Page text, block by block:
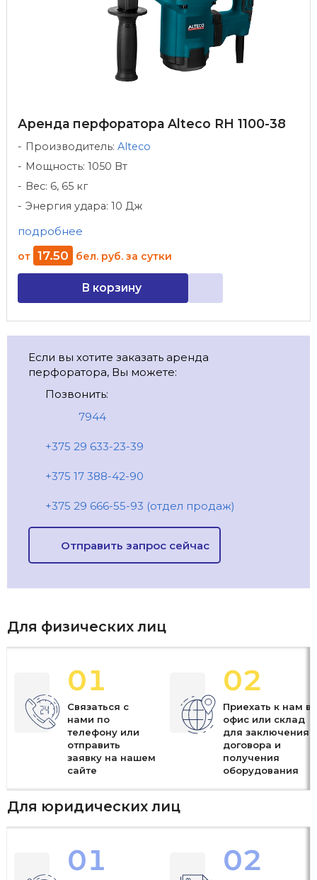
Аренда перфоратора Alteco RH 1100-38
Производитель: Alteco
Мощность: 1050 Вт
Вес: 6, 65 кг
Энергия удара: 10 Дж
подробнее
от 17.50 бел. руб. за сутки
В корзину
Если вы хотите заказать аренда
перфоратора, Вы можете:
Позвонить:
7944
+375 29 633-23-39
+375 17 388-42-90
+375 29 666-55-93 (отдел продаж)
Отправить запрос сейчас
Для физических лиц
01
Связаться с
нами по
телефону или
отправить
заявку на нашем
сайте
02
Приехать к нам в
офис или склад
для заключения
договора и
получения
оборудования
Для юридических лиц
01 02